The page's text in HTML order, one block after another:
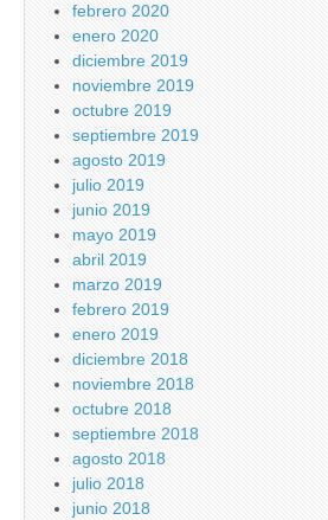
febrero 2020
enero 2020
diciembre 2019
noviembre 2019
octubre 2019
septiembre 2019
agosto 2019
julio 2019
junio 2019
mayo 2019
abril 2019
marzo 2019
febrero 2019
enero 2019
diciembre 2018
noviembre 2018
octubre 2018
septiembre 2018
agosto 2018
julio 2018
junio 2018